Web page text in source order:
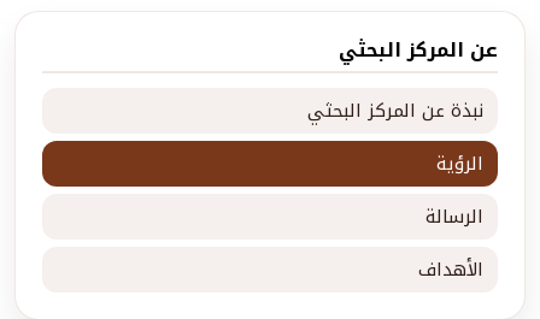
عن المركز البحثي
نبذة عن المركز البحثي
الرؤية
الرسالة
الأهداف